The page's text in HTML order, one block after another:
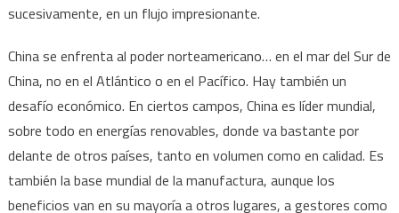
sucesivamente, en un flujo impresionante.
China se enfrenta al poder norteamericano… en el mar del Sur de
China, no en el Atlántico o en el Pacífico. Hay también un
desafío económico. En ciertos campos, China es líder mundial,
sobre todo en energías renovables, donde va bastante por
delante de otros países, tanto en volumen como en calidad. Es
también la base mundial de la manufactura, aunque los
beneficios van en su mayoría a otros lugares, a gestores como